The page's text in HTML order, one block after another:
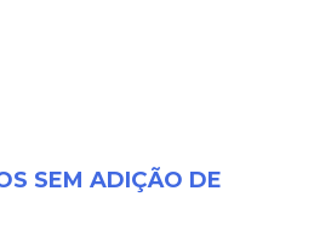
SEM ADIÇÃO DE